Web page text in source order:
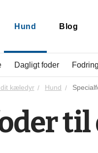
Hund Blog
Dagligt foder
kæledyr Hund